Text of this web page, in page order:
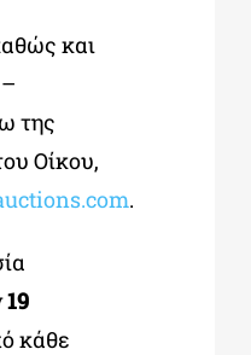
και
της
Οίκου,
.
19
κάθε